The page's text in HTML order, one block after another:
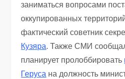
заниматься вопросами
оккупированных
фактический советник
Кузяра. Также СМИ
планирует пролоббировать
Геруса на должность